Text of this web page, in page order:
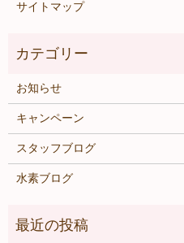
サイトマップ
お知らせ
キャンペーン
スタッフブログ
水素ブログ